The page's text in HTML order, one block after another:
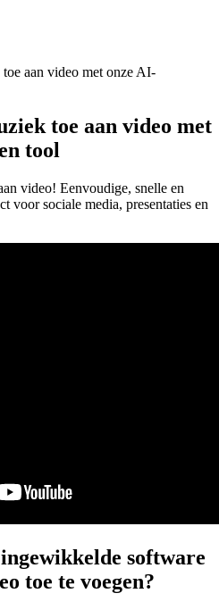
aan video met onze AI-
toe aan video met
tool
video! Eenvoudige, snelle en
voor sociale media, presentaties en
software
toe te voegen?